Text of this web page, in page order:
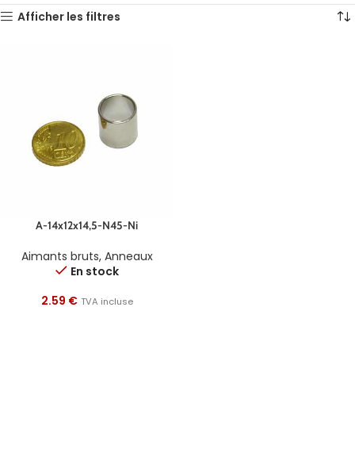
Afficher les filtres
A-14x12x14,5-N45-Ni
Aimants bruts, Anneaux
En stock
2.59 € TVA incluse